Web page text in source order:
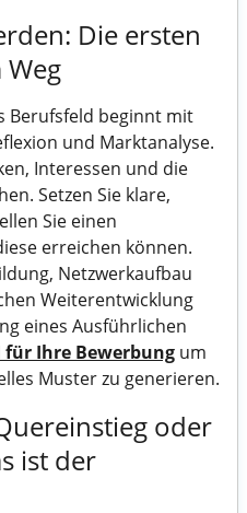
Die ersten
Berufsfeld beginnt mit
und Marktanalyse.
Interessen und die
Setzen Sie klare,
Sie einen
erreichen können.
Netzwerkaufbau
Weiterentwicklung
eines Ausführlichen
für Ihre Bewerbung um
Muster zu generieren.
oder
ist der